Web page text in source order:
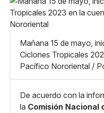
Linkedin
X
Whatsapp
Copiar enlace
Mañana 15 de mayo,
Ciclones Tropicales
Pacífico Nororiental /
De acuerdo con la
la Comisión Nacional